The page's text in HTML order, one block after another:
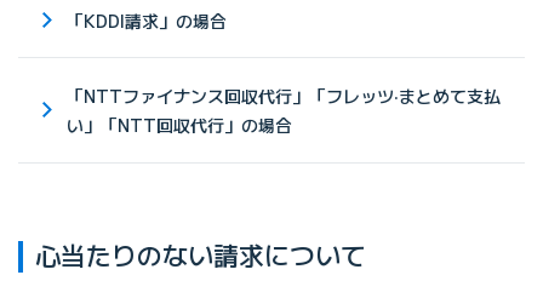
「KDDI請求」の場合
「NTTファイナンス回収代⾏」「フレッツ‧まとめて⽀払
い」「NTT回収代⾏」の場合
⼼当たりのない請求について